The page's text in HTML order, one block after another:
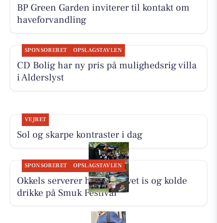
BP Green Garden inviterer til kontakt om
haveforvandling
SPONSORERET OPSLAGSTAVLEN
CD Bolig har ny pris på mulighedsrig villa
i Alderslyst
VEJRET
Sol og skarpe kontraster i dag
SPONSORERET OPSLAGSTAVLEN
Okkels serverer hjemmelavet is og kolde
drikke på Smuk Festival